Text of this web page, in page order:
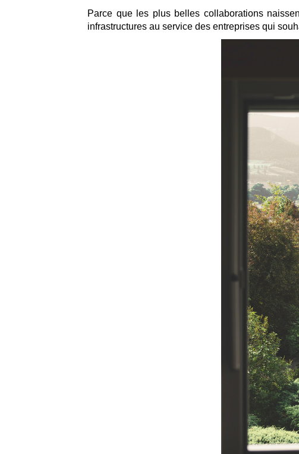
Parce que les plus belles collaborations
infrastructures au service des entreprises qui